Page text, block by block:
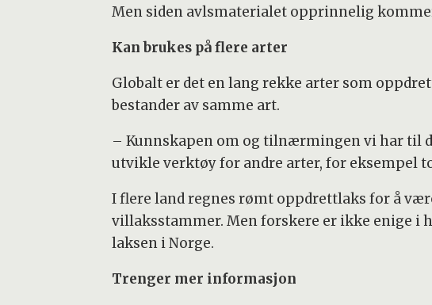
Men siden avlsmaterialet opprinnelig
Kan brukes på flere arter
Globalt er det en lang rekke arter som
bestander av samme art.
– Kunnskapen om og tilnærmingen vi har til
utvikle verktøy for andre arter, for eksempel
I flere land regnes rømt oppdrettlaks for å
villaksstammer. Men forskere er ikke enige i
laksen i Norge.
Trenger mer informasjon